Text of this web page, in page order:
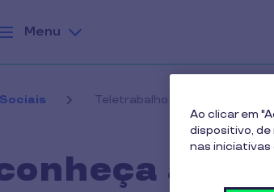
Menu
Teletrabalho: conheça as
as
Ao clicar em
dispositivo, de
nas